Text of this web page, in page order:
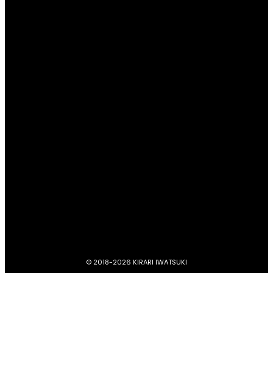
© 2018-2026 KIRARI IWATSUKI